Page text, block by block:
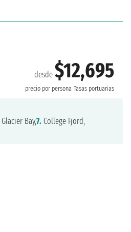
desde $12,695
precio por persona Tasas portuarias
Glacier Bay,7. College Fjord,